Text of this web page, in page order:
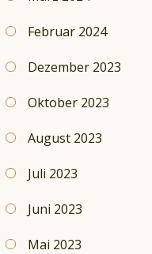
Februar 2024
Dezember 2023
Oktober 2023
August 2023
Juli 2023
Juni 2023
Mai 2023